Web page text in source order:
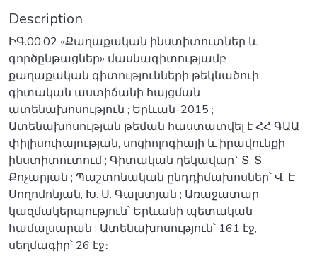
Description
ԻԳ.00.02 «Քաղաքական ինստիտուտներ և
գործընթացներ» մասնագիտությամբ
քաղաքական գիտությունների թեկնածուի
գիտական աստիճանի հայցման
ատենախոսություն ; Երևան-2015 ;
Ատենախոսության թեման հաստատվել է ՀՀ ԳԱԱ
փիլիսոփայության, սոցիոլոգիայի և իրավունքի
ինստիտուտում ; Գիտական ղեկավար` Տ. Տ.
Քոչարյան ; Պաշտոնական ընդդիմախոսներ՝ Վ. Է.
Սողոմոնյան, Խ. Ս. Գալստյան ; Առաջատար
կազմակերպություն՝ Երևանի պետական
համալսարան ; Ատենախոսություն՝ 161 էջ,
սեղմագիր՝ 26 էջ։